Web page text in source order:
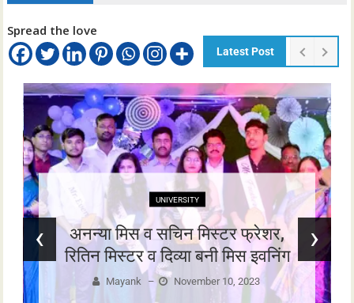
Spread the love
Latest Post मंगलायतन
UNIVERSITY
अनन्या मिस व सचिन मिस्टर फ्रेशर,
रितिन मिस्टर व दिव्या बनी मिस इवनिंग
Mayank – November 10, 2023
‹ ›